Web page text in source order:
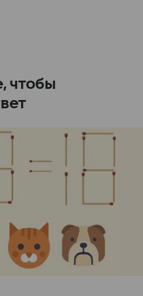
чтобы